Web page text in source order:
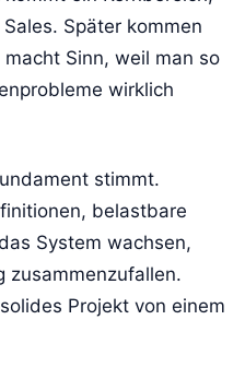
Später kommen
Sinn, weil man so
wirklich
stimmt.
belastbare
System wachsen,
zusammenzufallen.
Projekt von einem